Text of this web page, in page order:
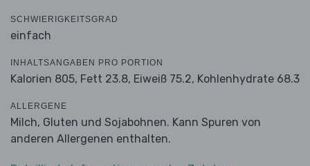
SCHWIERIGKEITSGRAD
einfach
INHALTSANGABEN PRO PORTION
Kalorien 805, Fett 23.8, Eiweiß 75.2, Kohlenhydrate 68.3
ALLERGENE
Milch, Gluten und Sojabohnen. Kann Spuren von
anderen Allergenen enthalten.